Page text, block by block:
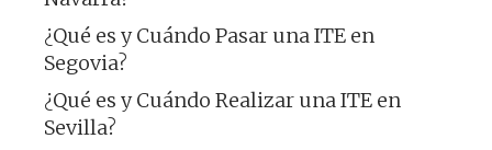
¿Qué es y Cuándo Pasar una ITE en
Segovia?
¿Qué es y Cuándo Realizar una ITE en
Sevilla?